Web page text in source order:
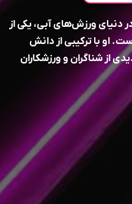
دنیای ورزش‌های آبی، یکی از
او با ترکیبی از دانش
از شناگران و ورزشکاران